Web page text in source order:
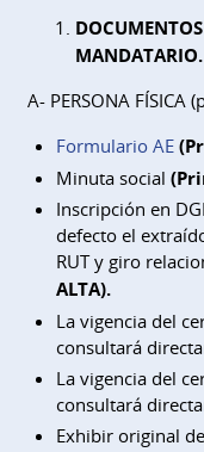
MANDATARIO.
A- PERSONA FÍSICA
Formulario AE
Minuta social
Inscripción en
defecto el
RUT y giro
ALTA).
La vigencia del
consultará
La vigencia del
consultará
Exhibir original